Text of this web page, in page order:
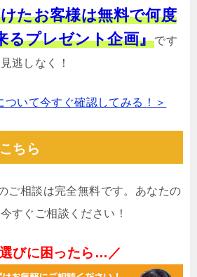
たお客様は無料で何度
るプレゼント企画』です
逃しなく！
ついて今すぐ確認してみる！＞
ちら
ご相談は完全無料です。あなたの
すぐご相談ください！
びに困ったら…／